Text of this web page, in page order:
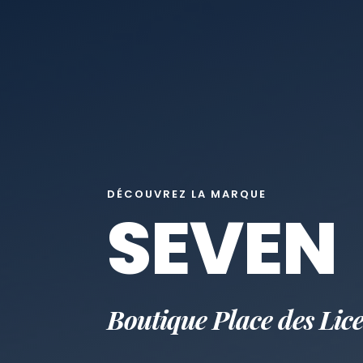
DÉCOUVREZ LA MARQUE
SEVEN
Boutique Place des